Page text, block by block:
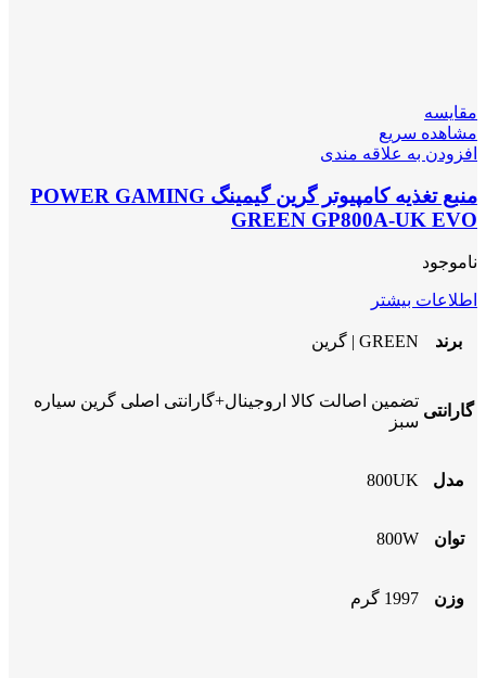
مقایسه
مشاهده سریع
افزودن به علاقه مندی
منبع تغذیه کامپیوتر گرین گیمینگ POWER GAMING
GREEN GP800A-UK EVO
ناموجود
اطلاعات بیشتر
برند GREEN | گرین
گارانتی
تضمین اصالت کالا اروجینال+گارانتی اصلی گرین سیاره
سبز
مدل 800UK
توان 800W
وزن 1997 گرم